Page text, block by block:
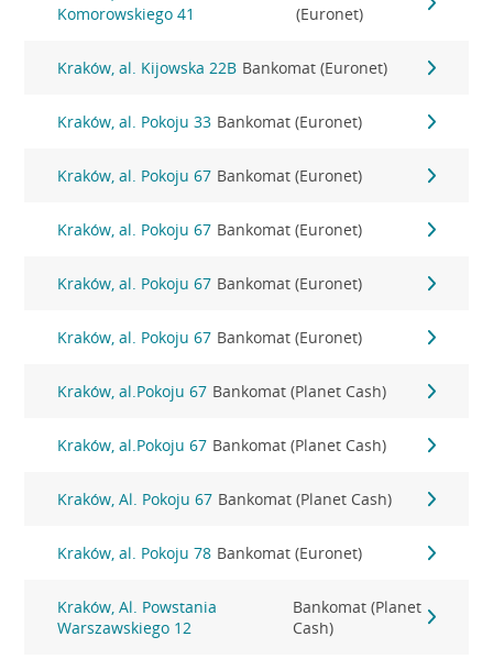
Komorowskiego 41
(Euronet)
Kraków, al. Kijowska 22B Bankomat (Euronet)
Kraków, al. Pokoju 33 Bankomat (Euronet)
Kraków, al. Pokoju 67 Bankomat (Euronet)
Kraków, al. Pokoju 67 Bankomat (Euronet)
Kraków, al. Pokoju 67 Bankomat (Euronet)
Kraków, al. Pokoju 67 Bankomat (Euronet)
Kraków, al.Pokoju 67 Bankomat (Planet Cash)
Kraków, al.Pokoju 67 Bankomat (Planet Cash)
Kraków, Al. Pokoju 67 Bankomat (Planet Cash)
Kraków, al. Pokoju 78 Bankomat (Euronet)
Kraków, Al. Powstania
Warszawskiego 12
Bankomat (Planet
Cash)